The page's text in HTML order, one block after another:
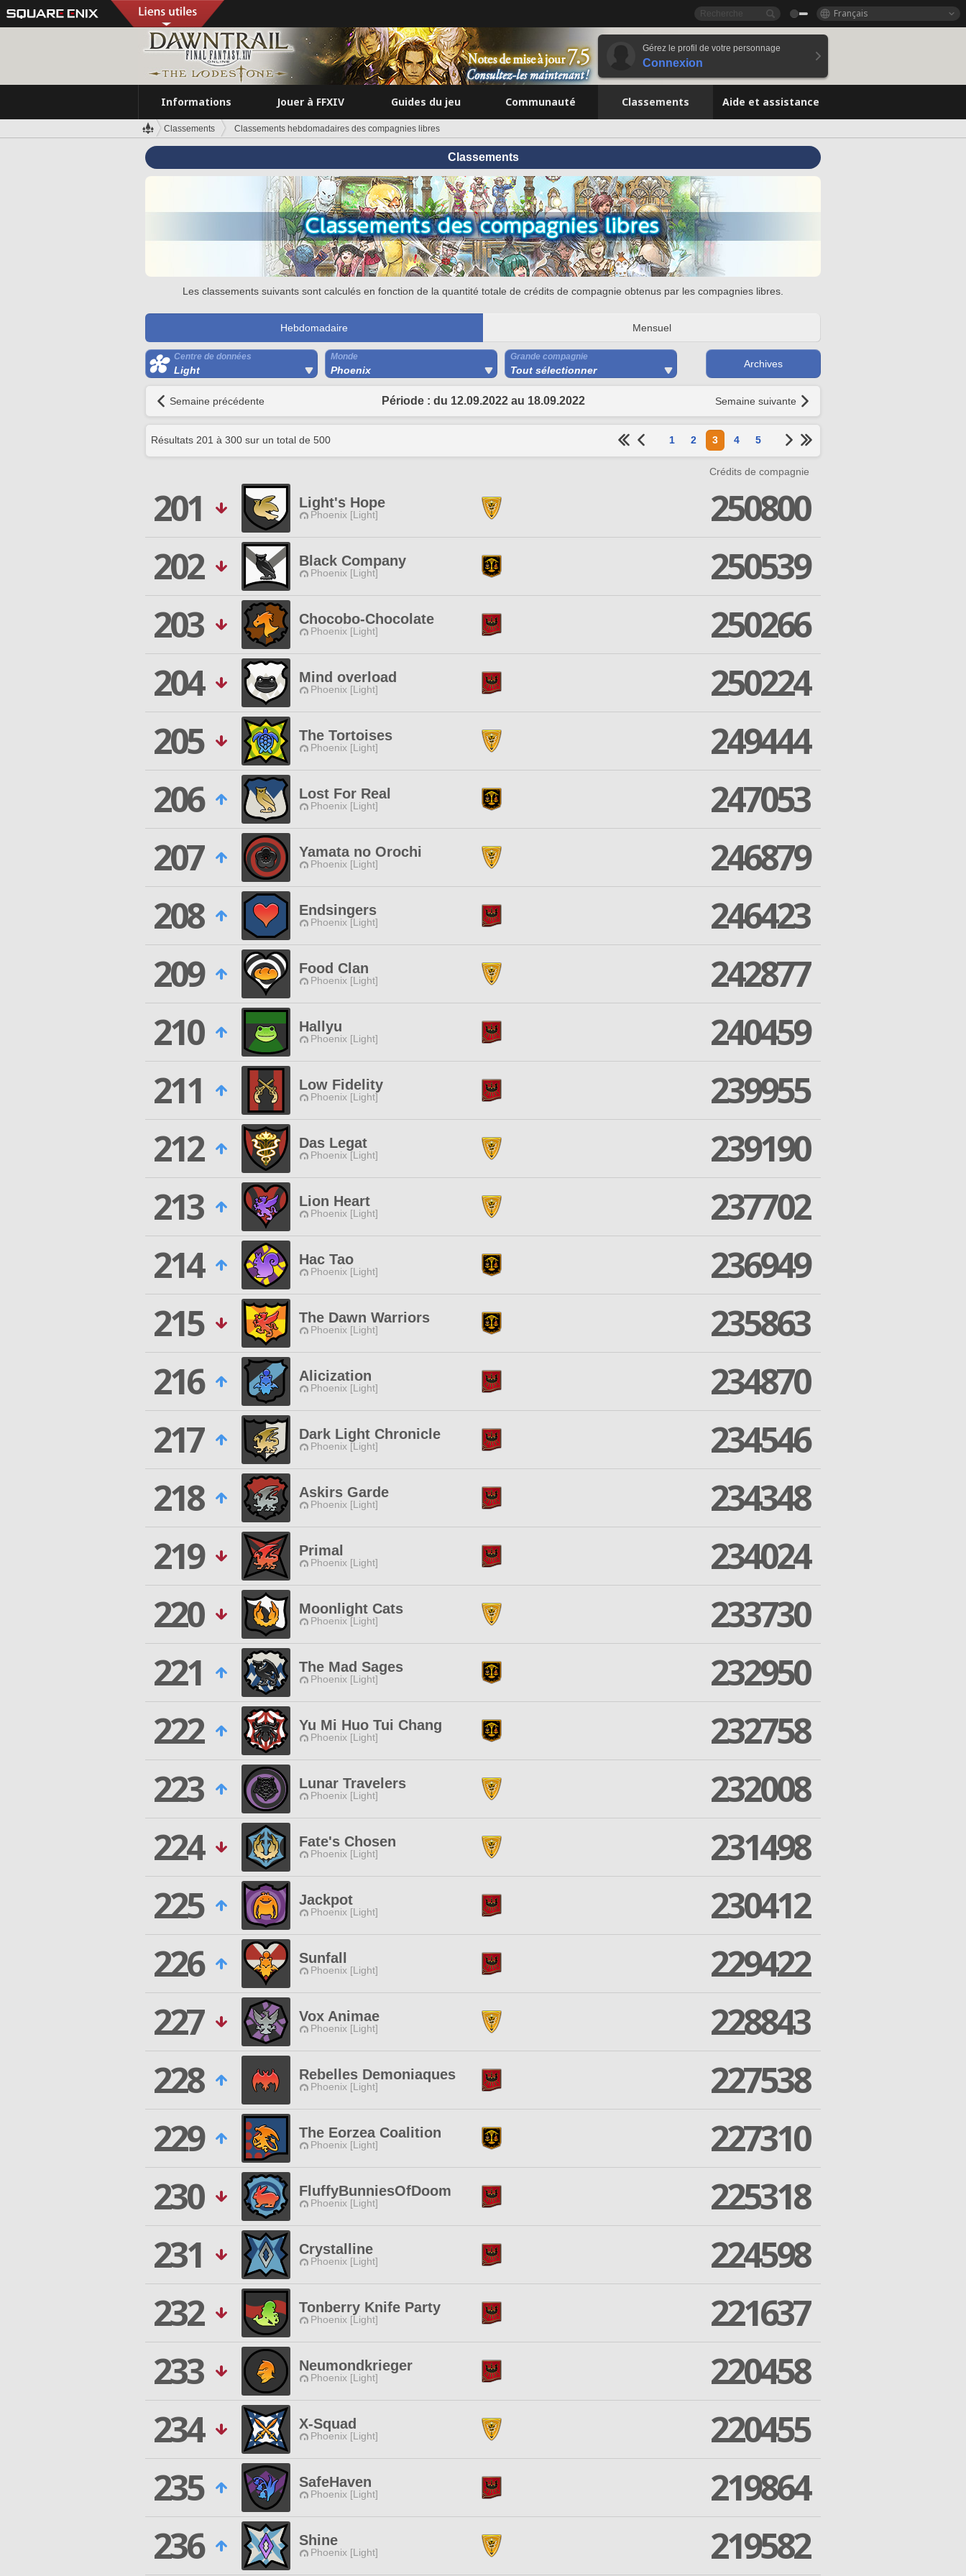
Français
Gérez le profil de votre personnage
Connexion
Informations Jouer à FFXIV Guides du jeu Communauté Classements Aide et assistance
Classements Classements hebdomadaires des compagnies libres
Classements
Les classements suivants sont calculés en fonction de la quantité totale de crédits de compagnie obtenus par les compagnies libres.
Hebdomadaire Mensuel
Centre de données
Light
Monde
Phoenix
Grande compagnie
Tout sélectionner
Archives
Semaine précédente Période : du 12.09.2022 au 18.09.2022 Semaine suivante
Résultats 201 à 300 sur un total de 500 1 2 3 4 5
Crédits de compagnie
201 Light's Hope
Phoenix [Light]
250800
202
Black Company
Phoenix [Light]
250539
203
Chocobo-Chocolate
Phoenix [Light]
250266
204
Mind overload
Phoenix [Light]
250224
205
The Tortoises
Phoenix [Light]
249444
206
Lost For Real
Phoenix [Light]
247053
207
Yamata no Orochi
Phoenix [Light]
246879
208
Endsingers
Phoenix [Light]
246423
209
Food Clan
Phoenix [Light]
242877
210
Hallyu
Phoenix [Light]
240459
211
Low Fidelity
Phoenix [Light]
239955
212
Das Legat
Phoenix [Light]
239190
213
Lion Heart
Phoenix [Light]
237702
214
Hac Tao
Phoenix [Light]
236949
215
The Dawn Warriors
Phoenix [Light]
235863
216
Alicization
Phoenix [Light]
234870
217
Dark Light Chronicle
Phoenix [Light]
234546
218
Askirs Garde
Phoenix [Light]
234348
219
Primal
Phoenix [Light]
234024
220
Moonlight Cats
Phoenix [Light]
233730
221
The Mad Sages
Phoenix [Light]
232950
222
Yu Mi Huo Tui Chang
Phoenix [Light]
232758
223
Lunar Travelers
Phoenix [Light]
232008
224
Fate's Chosen
Phoenix [Light]
231498
225
Jackpot
Phoenix [Light]
230412
226
Sunfall
Phoenix [Light]
229422
227
Vox Animae
Phoenix [Light]
228843
228
Rebelles Demoniaques
Phoenix [Light]
227538
229
The Eorzea Coalition
Phoenix [Light]
227310
230
FluffyBunniesOfDoom
Phoenix [Light]
225318
231
Crystalline
Phoenix [Light]
224598
232
Tonberry Knife Party
Phoenix [Light]
221637
233
Neumondkrieger
Phoenix [Light]
220458
234
X-Squad
Phoenix [Light]
220455
235
SafeHaven
Phoenix [Light]
219864
236
Shine
Phoenix [Light] 219582